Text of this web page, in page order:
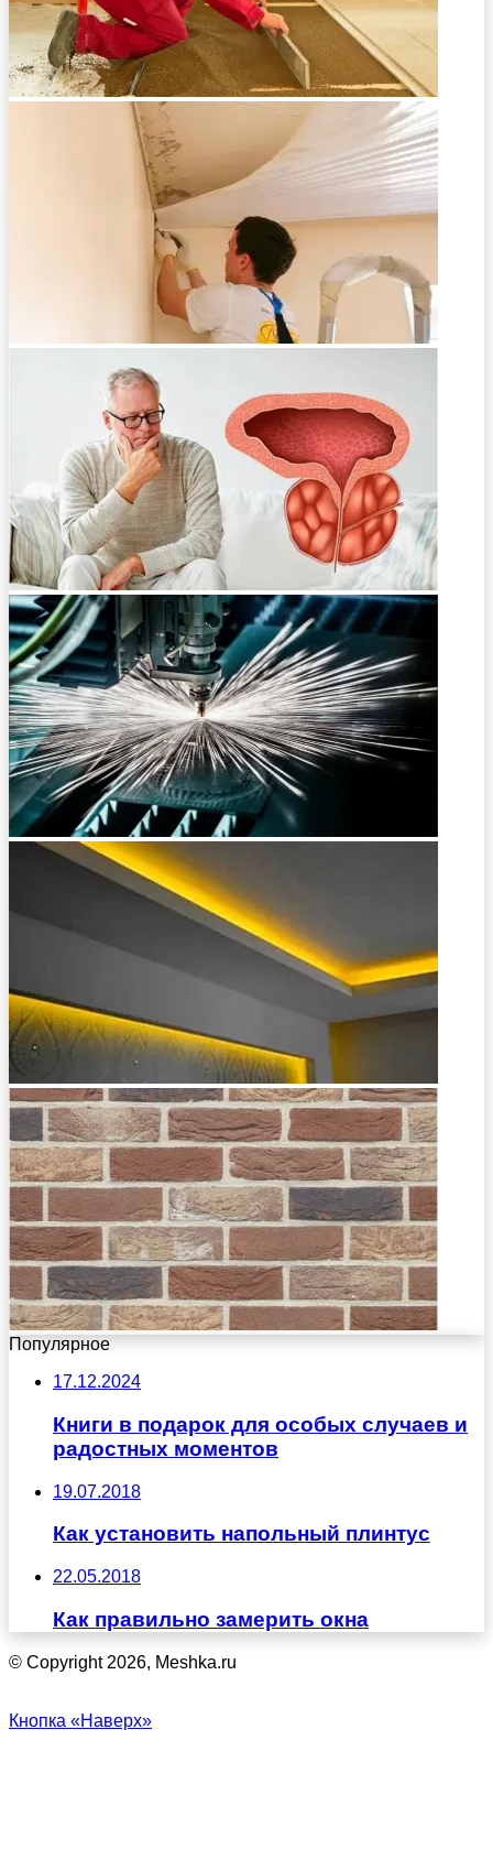
Популярное
17.12.2024
Книги в подарок для особых случаев и
радостных моментов
19.07.2018
Как установить напольный плинтус
22.05.2018
Как правильно замерить окна
© Copyright 2026, Meshka.ru
Кнопка «Наверх»